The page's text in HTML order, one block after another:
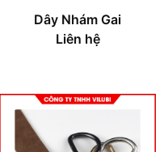
Dây Nhám Gai
Liên hệ